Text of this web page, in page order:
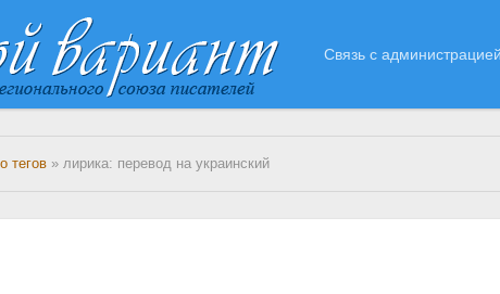
Связь с администрацией
тегов » лирика: перевод на украинский